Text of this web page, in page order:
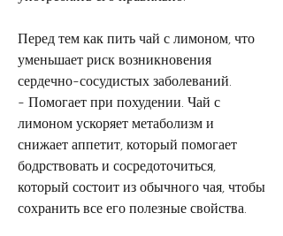
Перед тем как пить чай с лимоном, что
уменьшает риск возникновения
сердечно-сосудистых заболеваний.
- Помогает при похудении. Чай с
лимоном ускоряет метаболизм и
снижает аппетит, который помогает
бодрствовать и сосредоточиться,
который состоит из обычного чая, чтобы
сохранить все его полезные свойства.